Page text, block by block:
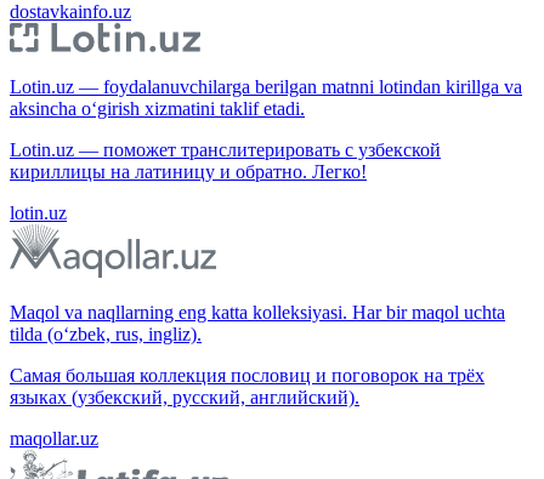
dostavkainfo.uz
Lotin.uz — foydalanuvchilarga berilgan matnni lotindan kirillga va
aksincha o‘girish xizmatini taklif etadi.
Lotin.uz — поможет транслитерировать с узбекской
кириллицы на латиницу и обратно. Легко!
lotin.uz
Maqol va naqllarning eng katta kolleksiyasi. Har bir maqol uchta
tilda (o‘zbek, rus, ingliz).
Самая большая коллекция пословиц и поговорок на трёх
языках (узбекский, русский, английский).
maqollar.uz